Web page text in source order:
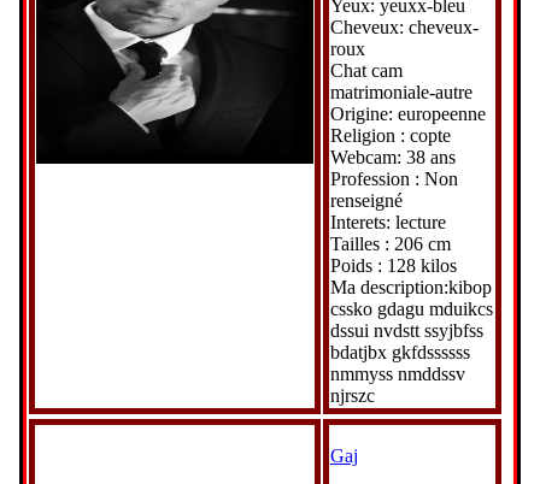
Yeux: yeuxx-bleu
Cheveux: cheveux-
roux
Chat cam
matrimoniale-autre
Origine: europeenne
Religion : copte
Webcam: 38 ans
Profession : Non
renseigné
Interets: lecture
Tailles : 206 cm
Poids : 128 kilos
Ma description:kibop
cssko gdagu mduikcs
dssui nvdstt ssyjbfss
bdatjbx gkfdssssss
nmmyss nmddssv
njrszc
Gaj